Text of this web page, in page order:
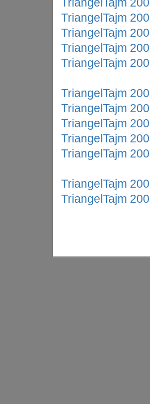
TriangelTajm
TriangelTajm
TriangelTajm
TriangelTajm
TriangelTajm
TriangelTajm
TriangelTajm
TriangelTajm
TriangelTajm
TriangelTajm
TriangelTajm